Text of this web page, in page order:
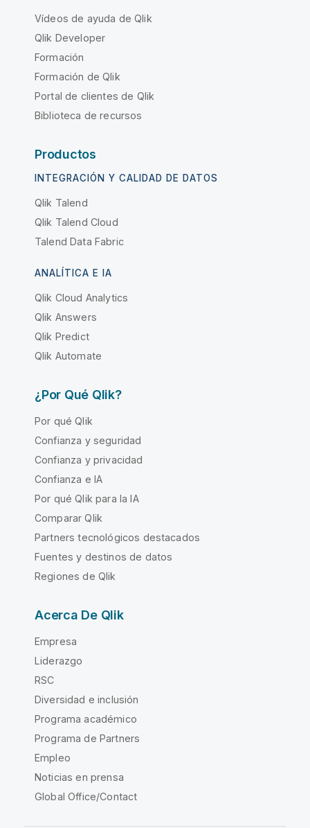
Vídeos de ayuda de Qlik
Qlik Developer
Formación
Formación de Qlik
Portal de clientes de Qlik
Biblioteca de recursos
Productos
INTEGRACIÓN Y CALIDAD DE DATOS
Qlik Talend
Qlik Talend Cloud
Talend Data Fabric
ANALÍTICA E IA
Qlik Cloud Analytics
Qlik Answers
Qlik Predict
Qlik Automate
¿Por Qué Qlik?
Por qué Qlik
Confianza y seguridad
Confianza y privacidad
Confianza e IA
Por qué Qlik para la IA
Comparar Qlik
Partners tecnológicos destacados
Fuentes y destinos de datos
Regiones de Qlik
Acerca De Qlik
Empresa
Liderazgo
RSC
Diversidad e inclusión
Programa académico
Programa de Partners
Empleo
Noticias en prensa
Global Office/Contact